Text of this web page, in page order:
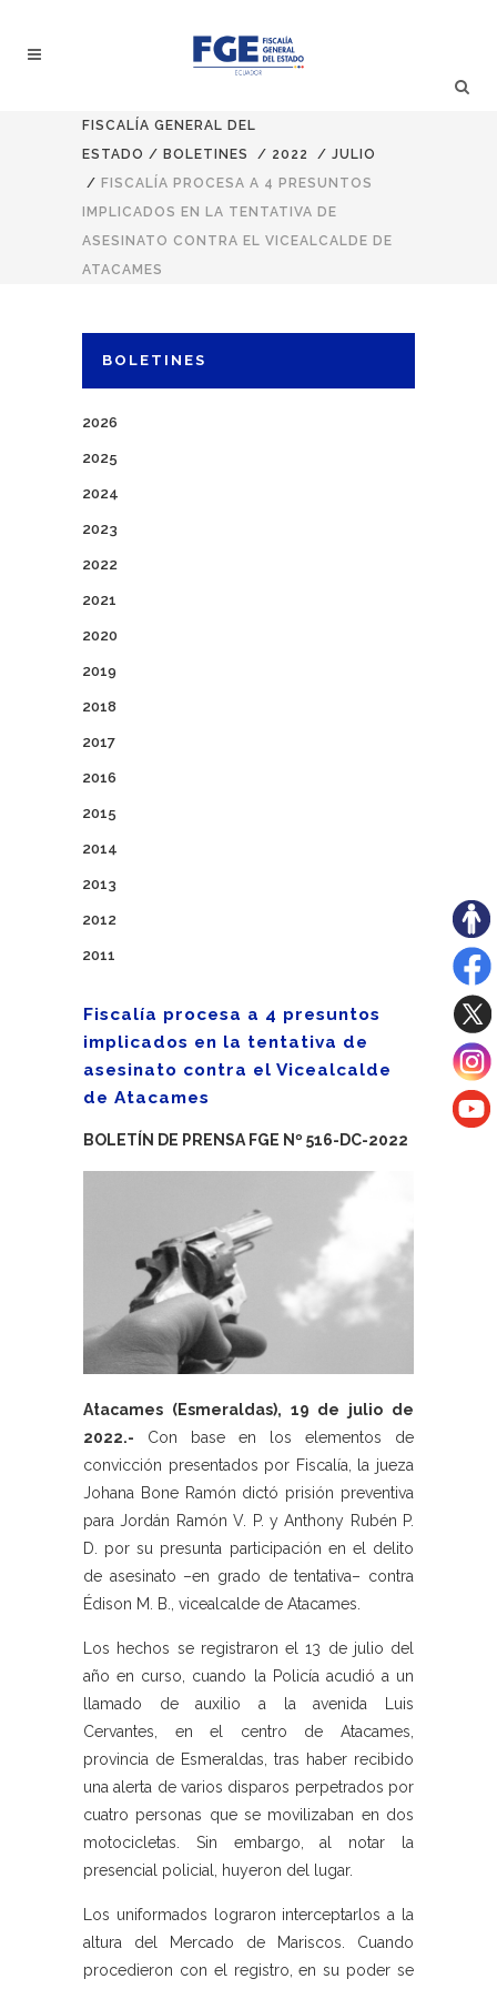
FISCALÍA GENERAL DEL
ESTADO / BOLETINES / 2022 / JULIO
/ FISCALÍA PROCESA A 4 PRESUNTOS
IMPLICADOS EN LA TENTATIVA DE
ASESINATO CONTRA EL VICEALCALDE DE
ATACAMES
BOLETINES
2026
2025
2024
2023
2022
2021
2020
2019
2018
2017
2016
2015
2014
2013
2012
2011
Fiscalía procesa a 4 presuntos
implicados en la tentativa de
asesinato contra el Vicealcalde
de Atacames
BOLETÍN DE PRENSA FGE Nº 516-DC-2022
Atacames (Esmeraldas), 19 de julio de
2022.- Con base en los elementos de
convicción presentados por Fiscalía, la jueza
Johana Bone Ramón dictó prisión preventiva
para Jordán Ramón V. P. y Anthony Rubén P.
D. por su presunta participación en el delito
de asesinato –en grado de tentativa– contra
Édison M. B., vicealcalde de Atacames.
Los hechos se registraron el 13 de julio del
año en curso, cuando la Policía acudió a un
llamado de auxilio a la avenida Luis
Cervantes, en el centro de Atacames,
provincia de Esmeraldas, tras haber recibido
una alerta de varios disparos perpetrados por
cuatro personas que se movilizaban en dos
motocicletas. Sin embargo, al notar la
presencial policial, huyeron del lugar.
Los uniformados lograron interceptarlos a la
altura del Mercado de Mariscos. Cuando
procedieron con el registro, en su poder se